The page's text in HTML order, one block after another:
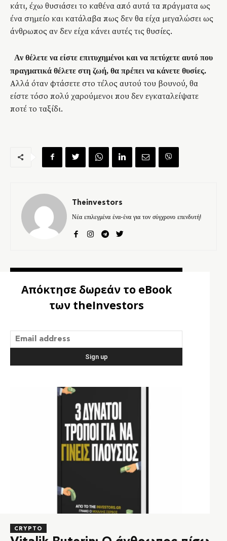
κάτι, έχω θυσιάσει το καθένα από αυτά τα πράγματα ως
ένα σημείο και κατάλαβα πως δεν θα είχα μεγαλώσει ως
άνθρωπος αν δεν είχα κάνει αυτές τις θυσίες.
Αν θέλετε να είστε επιτυχημένοι και να πετύχετε αυτό που
πραγματικά θέλετε στη ζωή, θα πρέπει να κάνετε θυσίες.
Αλλά όταν φτάσετε στο τέλος αυτού του βουνού, θα
είστε τόσο πολύ χαρούμενοι που δεν εγκαταλείψατε
ποτέ το ταξίδι.
Theinvestors
Νέα επιλεγμένα ένα-ένα για τον σύγχρονο επενδυτή!
Απόκτησε δωρεάν το eBook
των theInvestors